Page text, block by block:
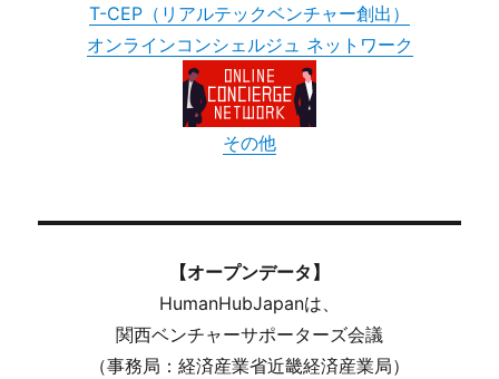
T-CEP（リアルテックベンチャー創出）
オンラインコンシェルジュ ネットワーク
その他
【オープンデータ】
HumanHubJapanは、
関西ベンチャーサポーターズ会議
（事務局：経済産業省近畿経済産業局）